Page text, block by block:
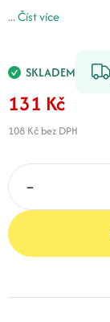
...Číst více
SKLADEM
131 Kč
108 Kč bez DPH
–